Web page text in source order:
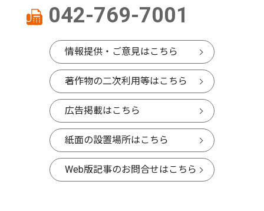
042-769-7001
情報提供・ご意見はこちら
著作物の二次利用等はこちら
広告掲載はこちら
紙面の設置場所はこちら
Web版記事のお問合せはこちら